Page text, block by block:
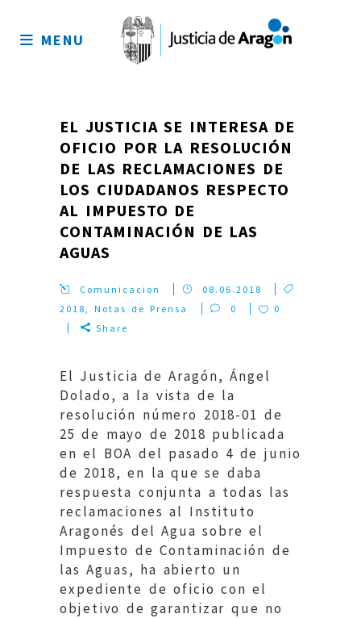
sitio
MENU
EL JUSTICIA SE INTERESA DE
OFICIO POR LA RESOLUCIÓN
DE LAS RECLAMACIONES DE
LOS CIUDADANOS RESPECTO
AL IMPUESTO DE
CONTAMINACIÓN DE LAS
AGUAS
Comunicacion
08.06.2018
2018,Notas de Prensa 0
0
Share
El Justicia de Aragón, Ángel
Dolado, a la vista de la
resolución número 2018-01 de
25 de mayo de 2018 publicada
en el BOA del pasado 4 de junio
de 2018, en la que se daba
respuesta conjunta a todas las
reclamaciones al Instituto
Aragonés del Agua sobre el
Impuesto de Contaminación de
las Aguas, ha abierto un
expediente de oficio con el
objetivo de garantizar que no